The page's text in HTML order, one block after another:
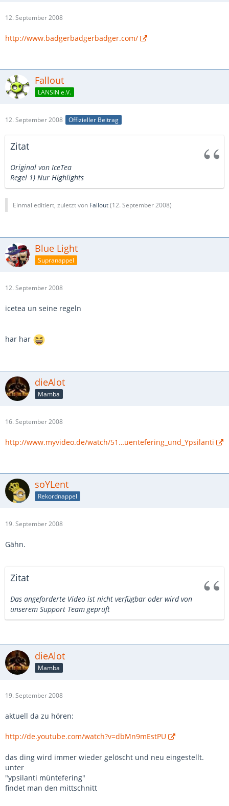
12. September 2008
http://www.badgerbadgerbadger.com/
Fallout
LANSIN e.V.
12. September 2008 Offizieller Beitrag
Zitat
Original von IceTea
Regel 1) Nur Highlights
Einmal editiert, zuletzt von Fallout(12. September 2008)
Blue Light
Supranappel
12. September 2008
icetea un seine regeln
har har
dieAlot
Mamba
16. September 2008
http://www.myvideo.de/watch/51…uentefering_und_Ypsilanti
soYLent
Rekordnappel
19. September 2008
Gähn.
Zitat
Das angeforderte Video ist nicht verfügbar oder wird von
unserem Support Team geprüft
dieAlot
Mamba
19. September 2008
aktuell da zu hören:
http://de.youtube.com/watch?v=dbMn9mEstPU
das ding wird immer wieder gelöscht und neu eingestellt.
unter
"ypsilanti müntefering"
findet man den mittschnitt